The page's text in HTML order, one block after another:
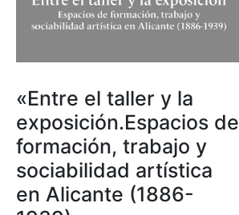
«Entre el taller y la
exposición.Espacios de
formación, trabajo y
sociabilidad artística
en Alicante (1886-